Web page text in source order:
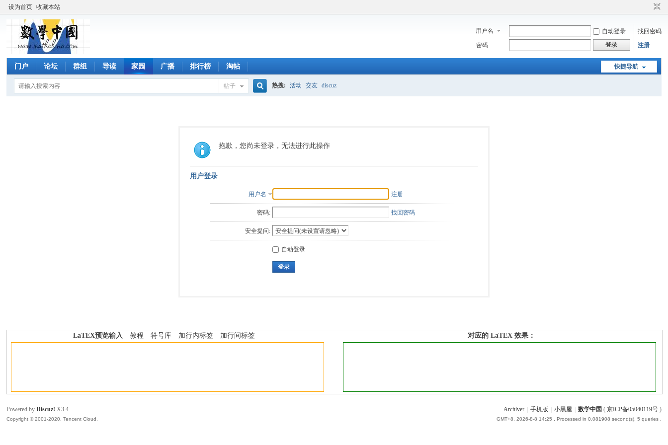
设为首页 收藏本站
用户名 自动登录
找回密码
密码
登录 注册
快捷导航
门户 论坛 群组 导读 家园 广播 排行榜 淘帖
帖子
索
热搜: 活动 交友 discuz
抱歉，您尚未登录，无法进行此操作
用户登录
用户名 注册
密码: 找回密码
安全提问:
自动登录
登录
LaTEX预览输入 教程 符号库 加行内标签 加行间标签 对应的 LaTEX 效果：
Archiver 手机版 小黑屋 数学中国 ( 京ICP备05040119号)
GMT+8, 2026-8-8 14:25 , Processed in 0.081908 second(s), 5 queries .
Powered byDiscuz! X3.4
Copyright © 2001-2020, Tencent Cloud.